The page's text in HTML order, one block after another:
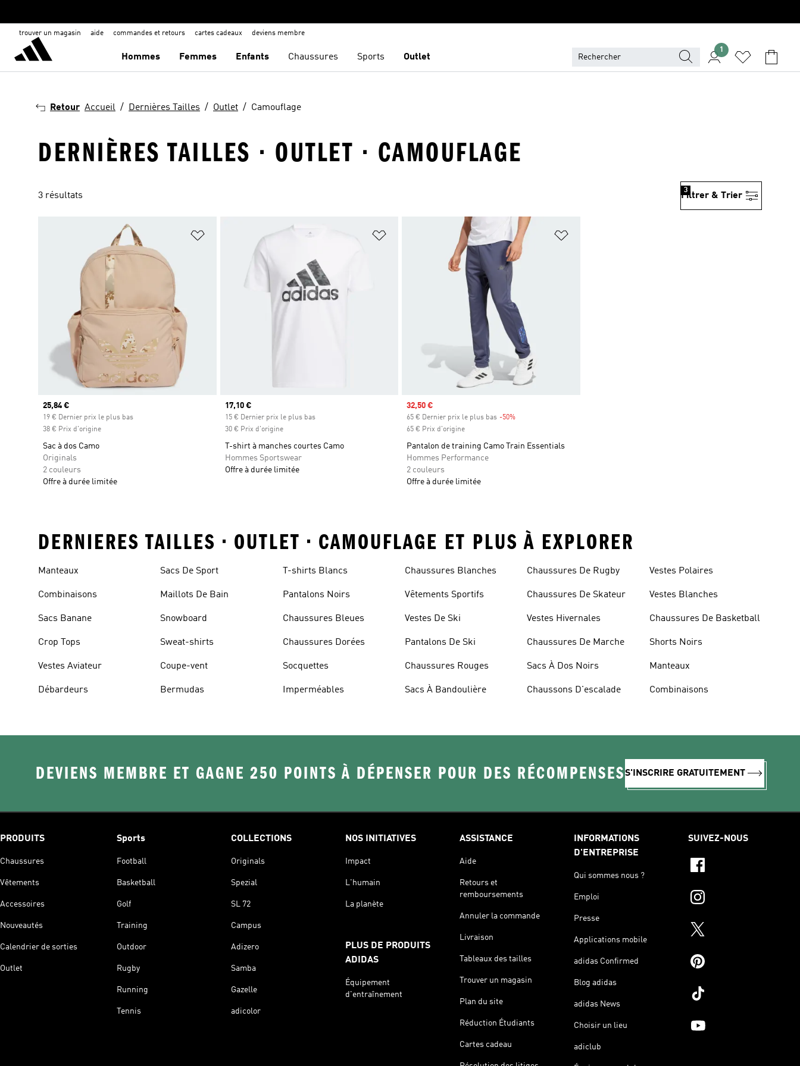
trouver un magasin aide commandes et retours cartes cadeaux deviens membre
Hommes Femmes Enfants Chaussures Sports Outlet
1
Retour Accueil Dernières Tailles Outlet Camouflage
DERNIÈRES TAILLES · OUTLET · CAMOUFLAGE
3 résultats Filtrer & Trier
3
Ajouter à la Liste de produits favoris
Prix actuel
25,84 €
19 € Dernier prix le plus bas
38 € Prix d'origine
Sac à dos Camo
Originals
2 couleurs
Offre à durée limitée
Ajouter à la Liste de produits favoris
Prix actuel
17,10 €
15 € Dernier prix le plus bas
30 € Prix d'origine
T-shirt à manches courtes Camo
Hommes Sportswear
Offre à durée limitée
Prix soldé
32,50 €
65 € Dernier prix le plus bas -50%
65 € Prix d'origine
Pantalon de training Camo Train Essentials
Hommes Performance
2 couleurs
Offre à durée limitée
DERNIERES TAILLES • OUTLET • CAMOUFLAGE ET PLUS À EXPLORER
Manteaux
Combinaisons
Sacs Banane
Crop Tops
Vestes Aviateur
Débardeurs
Sacs De Sport
Maillots De Bain
Snowboard
Sweat-shirts
Coupe-vent
Bermudas
T-shirts Blancs
Pantalons Noirs
Chaussures Bleues
Chaussures Dorées
Socquettes
Imperméables
Chaussures Blanches
Vêtements Sportifs
Vestes De Ski
Pantalons De Ski
Chaussures Rouges
Sacs À Bandoulière
Chaussures De Rugby
Chaussures De Skateur
Vestes Hivernales
Chaussures De Marche
Sacs À Dos Noirs
Chaussons D'escalade
Vestes Polaires
Vestes Blanches
Chaussures De Basketball
Shorts Noirs
Manteaux
Combinaisons
DEVIENS MEMBRE ET GAGNE 250 POINTS À DÉPENSER POUR DES RÉCOMPENSESS'INSCRIRE GRATUITEMENT
PRODUITS
Chaussures
Vêtements
Accessoires
Nouveautés
Calendrier de sorties
Outlet
Sports
Football
Basketball
Golf
Training
Outdoor
Rugby
Running
Tennis
COLLECTIONS
Originals
Spezial
SL 72
Campus
Adizero
Samba
Gazelle
adicolor
NOS INITIATIVES
Impact
L'humain
La planète
PLUS DE PRODUITS
ADIDAS
Équipement
d'entraînement
ASSISTANCE
Aide
Retours et
remboursements
Annuler la commande
Livraison
Tableaux des tailles
Trouver un magasin
Plan du site
Réduction Étudiants
Cartes cadeau
INFORMATIONS
D'ENTREPRISE
Qui sommes nous ?
Emploi
Presse
Applications mobile
adidas Confirmed
Blog adidas
adidas News
Choisir un lieu
adiclub
SUIVEZ-NOUS